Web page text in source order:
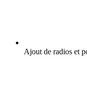
Ajout de radios et